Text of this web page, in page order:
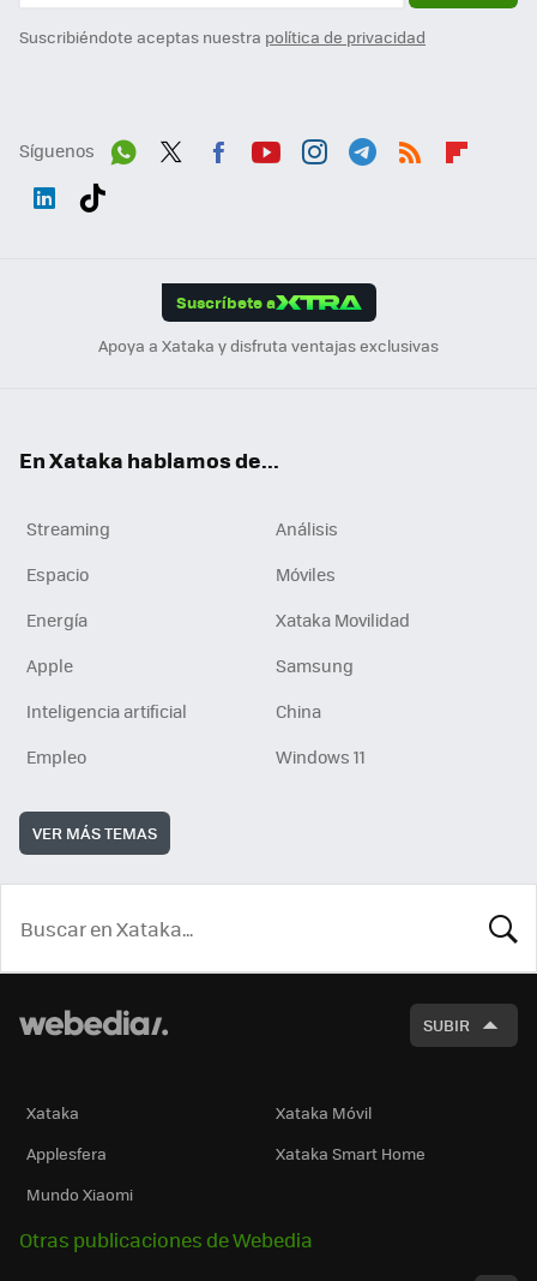
Suscribiéndote aceptas nuestra política de privacidad
Síguenos
Suscríbete a
Apoya a Xataka y disfruta ventajas exclusivas
En Xataka hablamos de...
Streaming
Análisis
Espacio
Móviles
Energía
Xataka Movilidad
Apple
Samsung
Inteligencia artificial
China
Empleo
Windows 11
VER MÁS TEMAS
SUBIR
Xataka
Xataka Móvil
Applesfera
Xataka Smart Home
Mundo Xiaomi
Otras publicaciones de Webedia